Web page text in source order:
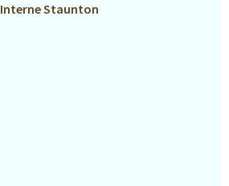
Interne Staunton